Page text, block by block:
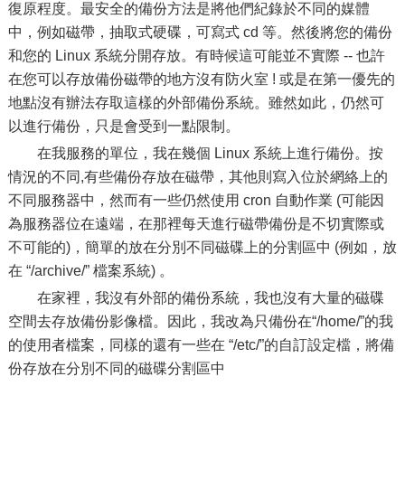
復原程度。最安全的備份方法是將他們紀錄於不同的媒體
中，例如磁帶，抽取式硬碟，可寫式 cd 等。然後將您的備份
和您的 Linux 系統分開存放。有時候這可能並不實際 -- 也許
在您可以存放備份磁帶的地方沒有防火室 ! 或是在第一優先的
地點沒有辦法存取這樣的外部備份系統。雖然如此，仍然可
以進行備份，只是會受到一點限制。
在我服務的單位，我在幾個 Linux 系統上進行備份。按
情況的不同,有些備份存放在磁帶，其他則寫入位於網絡上的
不同服務器中，然而有一些仍然使用 cron 自動作業 (可能因
為服務器位在遠端，在那裡每天進行磁帶備份是不切實際或
不可能的)，簡單的放在分別不同磁碟上的分割區中 (例如，放
在 “/archive/” 檔案系統) 。
在家裡，我沒有外部的備份系統，我也沒有大量的磁碟
空間去存放備份影像檔。因此，我改為只備份在“/home/”的我
的使用者檔案，同樣的還有一些在 “/etc/”的自訂設定檔，將備
份存放在分別不同的磁碟分割區中